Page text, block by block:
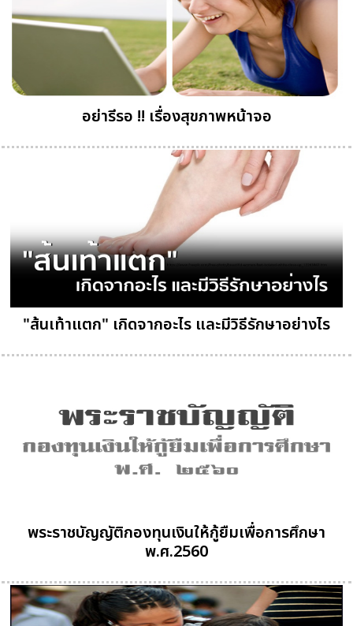
อย่ารีรอ !! เรื่องสุขภาพหน้าจอ
"ส้นเท้าแตก" เกิดจากอะไร และมีวิธีรักษาอย่างไร
พระราชบัญญัติกองทุนเงินให้กู้ยืมเพื่อการศึกษา
พ.ศ.2560